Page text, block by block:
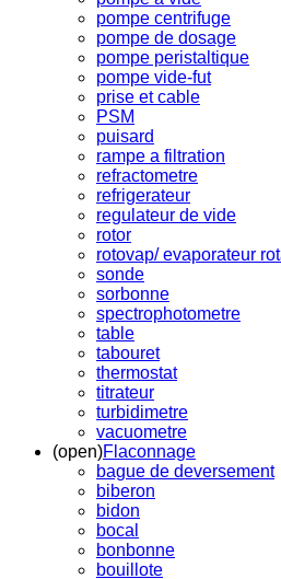
pompe centrifuge
pompe de dosage
pompe peristaltique
pompe vide-fut
prise et cable
PSM
puisard
rampe a filtration
refractometre
refrigerateur
regulateur de vide
rotor
rotovap/ evaporateur
sonde
sorbonne
spectrophotometre
table
tabouret
thermostat
titrateur
turbidimetre
vacuometre
(open)Flaconnage
bague de deversement
biberon
bidon
bocal
bonbonne
bouillote